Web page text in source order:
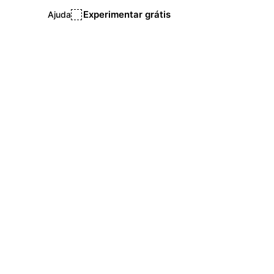
Ajuda Experimentar grátis